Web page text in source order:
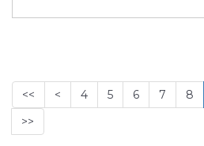
<< < 4 5 6 7 8
>>